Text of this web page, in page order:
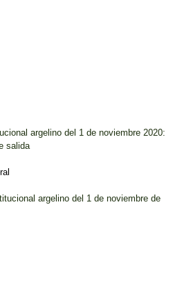
argelino del 1 de noviembre 2020:
salida
argelino del 1 de noviembre de